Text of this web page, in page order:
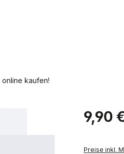
online kaufen!
Regulärer
9,90
Preise inkl.